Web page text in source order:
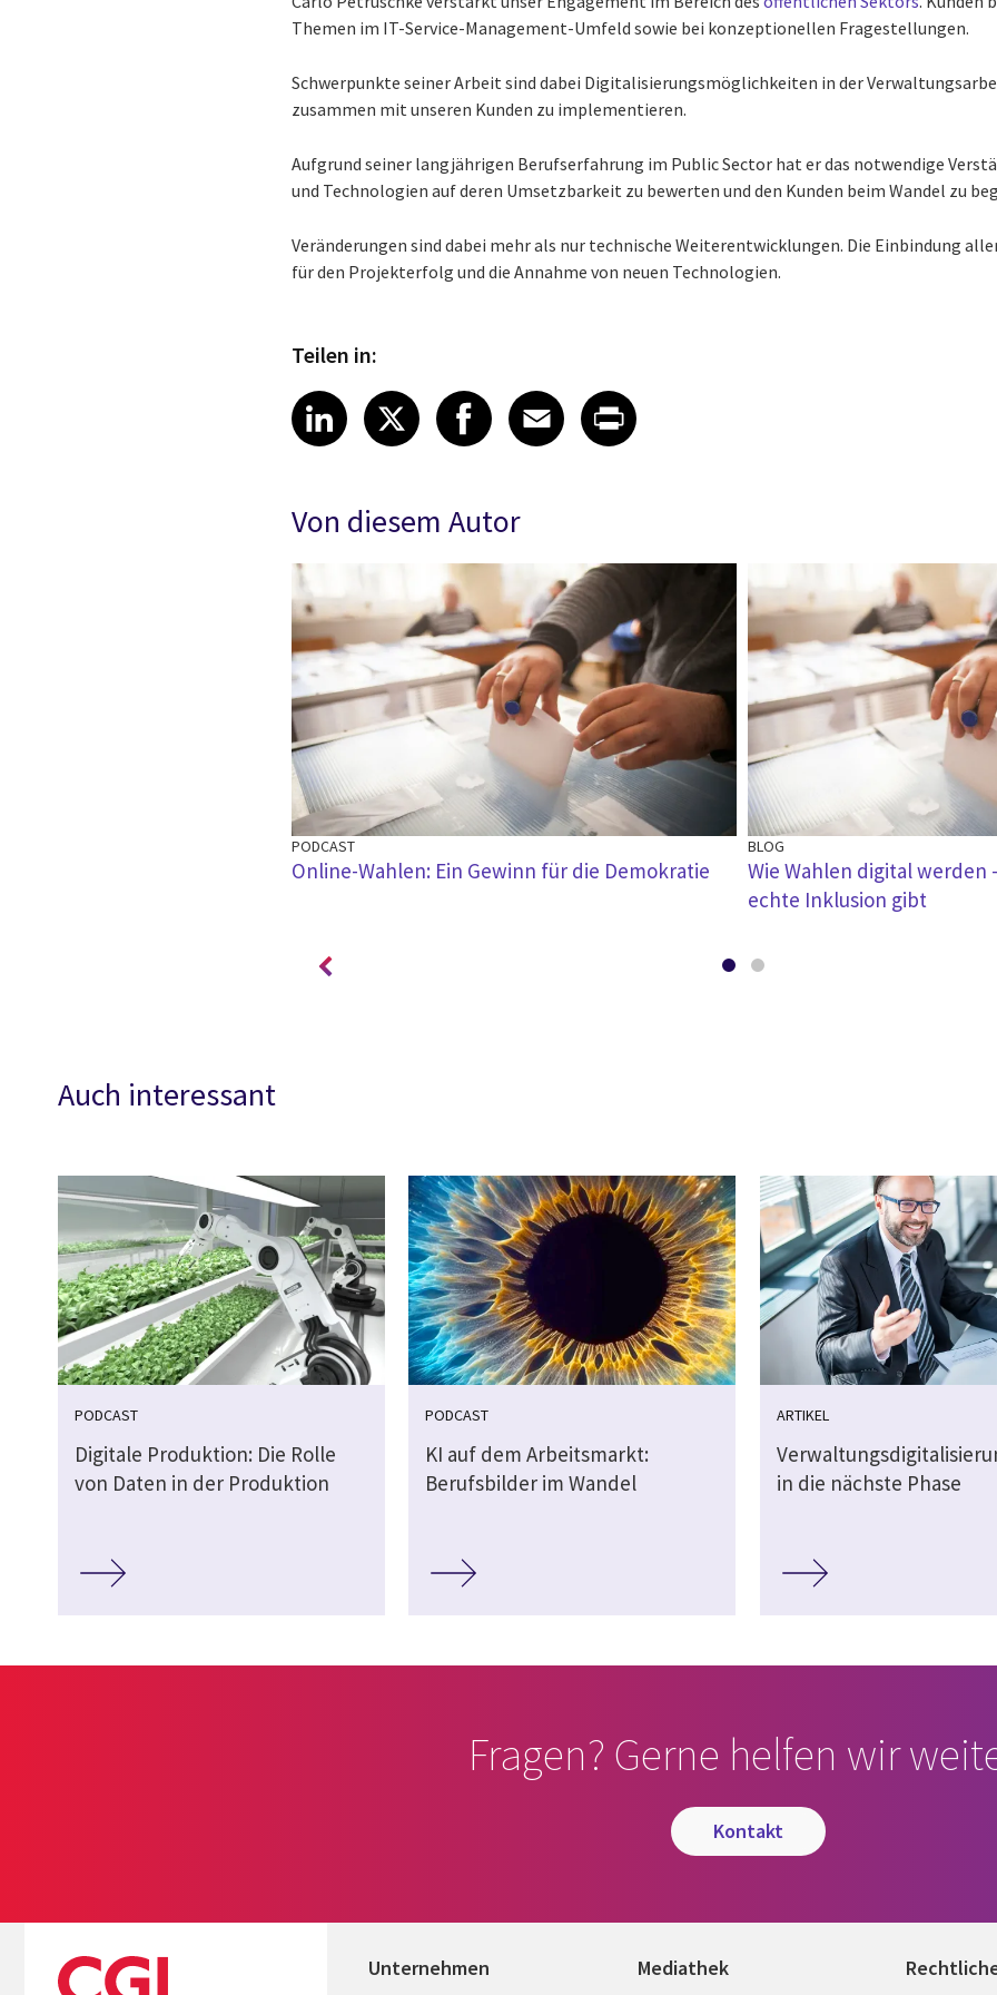
Themen im IT-Service-Management-Umfeld sowie bei konzeptionellen Fragestellungen.
Schwerpunkte seiner Arbeit sind dabei Digitalisierungsmöglichkeiten in der
zusammen mit unseren Kunden zu implementieren.
Aufgrund seiner langjährigen Berufserfahrung im Public Sector hat er das notwendige
und Technologien auf deren Umsetzbarkeit zu bewerten und den Kunden beim Wandel zu
Veränderungen sind dabei mehr als nur technische Weiterentwicklungen. Die Einbindung
für den Projekterfolg und die Annahme von neuen Technologien.
Teilen in:
Share article on LinkedIn
LinkedIn
Share article on X
XShare article on Facebook
Facebook
Share article on Email
Email
Share article on Print
Von diesem Autor
PODCAST
Online-Wahlen: Ein Gewinn für die Demokratie
BLOG
Wie Wahlen digital werden
echte Inklusion gibt
Auch interessant
PODCAST
Digitale Produktion: Die Rolle
von Daten in der Produktion
PODCAST
KI auf dem Arbeitsmarkt:
Berufsbilder im Wandel
ARTIKEL
in die nächste Phase
Fragen? Gerne helfen wir
kontakt
Unternehmen Mediathek